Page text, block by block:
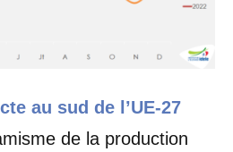
au sud de l’UE-27
de la production